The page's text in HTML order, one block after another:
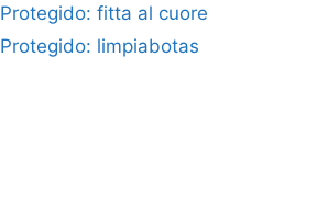
Protegido: fitta al cuore
Protegido: limpiabotas